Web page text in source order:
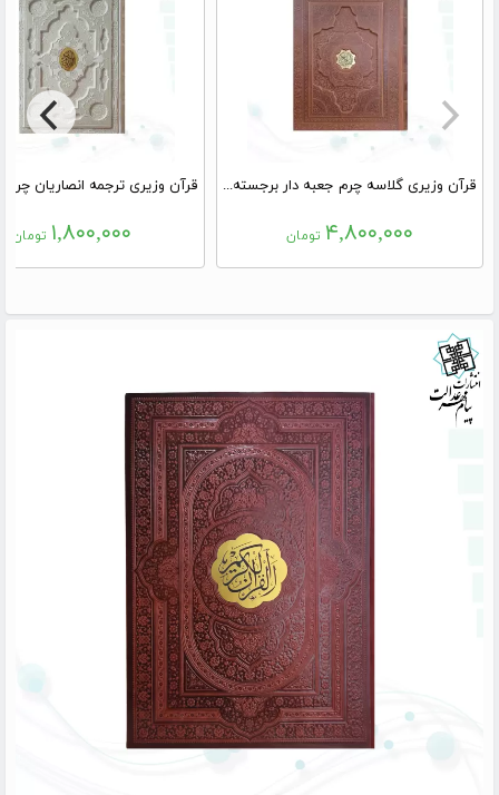
قرآن وزیری گلاسه چرم جعبه دار برجسته نفیس
۴,۸۰۰,۰۰۰ تومان ۱,۸۰۰,۰۰۰ تومان